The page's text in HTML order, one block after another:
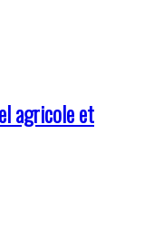
agricole et